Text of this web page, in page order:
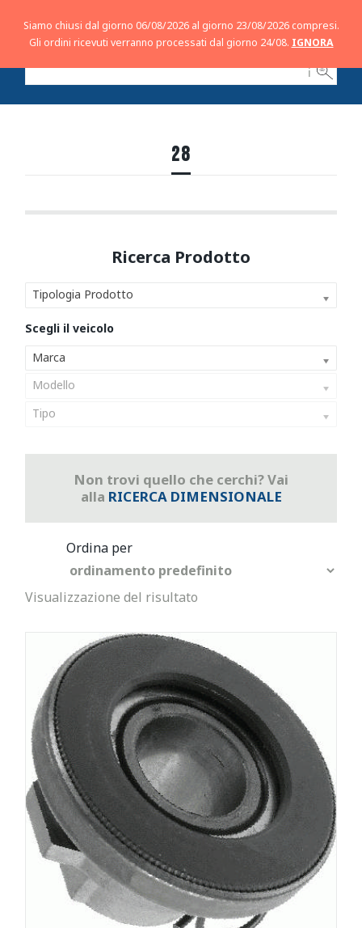
ℹ
28
Tipologia Prodotto
Marca
Modello
Tipo
Non trovi quello che cerchi? Vai
alla RICERCA DIMENSIONALE
Visualizzazione del risultato
Siamo chiusi dal giorno 06/08/2026 al giorno 23/08/2026 compresi.
Gli ordini ricevuti verranno processati dal giorno 24/08. IGNORA